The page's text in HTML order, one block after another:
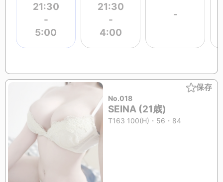
21:30
-
5:00
21:30
-
4:00
-
保存
No.018
SEINA (21歳)
T163 100(H)・56・84